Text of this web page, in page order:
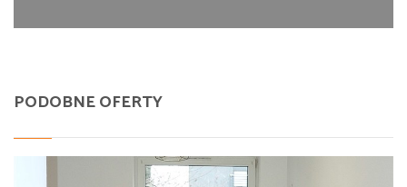
PODOBNE OFERTY